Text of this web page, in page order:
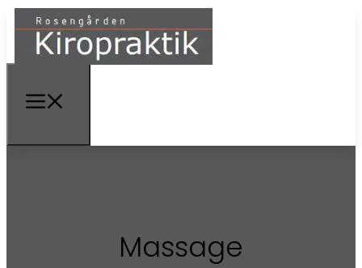
Massage